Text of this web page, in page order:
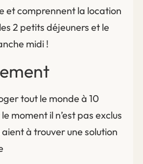
et comprennent la location
2 petits déjeuners et le
midi !
tout le monde à 10
moment il n’est pas exclus
à trouver une solution